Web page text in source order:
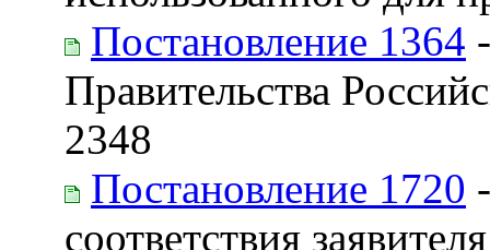
Постановление 1364
Правительства
2348
Постановление 1720
соответствия